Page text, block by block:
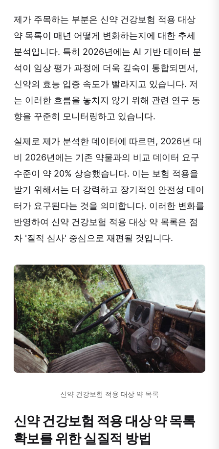
제가 주목하는 부분은 신약 건강보험 적용 대상
약 목록이 매년 어떻게 변화하는지에 대한 추세
분석입니다. 특히 2026년에는 AI 기반 데이터 분
석이 임상 평가 과정에 더욱 깊숙이 통합되면서,
신약의 효능 입증 속도가 빨라지고 있습니다. 저
는 이러한 흐름을 놓치지 않기 위해 관련 연구 동
향을 꾸준히 모니터링하고 있습니다.
실제로 제가 분석한 데이터에 따르면, 2026년 대
비 2026년에는 기존 약물과의 비교 데이터 요구
수준이 약 20% 상승했습니다. 이는 보험 적용을
받기 위해서는 더 강력하고 장기적인 안전성 데이
터가 요구된다는 것을 의미합니다. 이러한 변화를
반영하여 신약 건강보험 적용 대상 약 목록은 점
차 '질적 심사' 중심으로 재편될 것입니다.
신약 건강보험 적용 대상 약 목록
신약 건강보험 적용 대상 약 목록
확보를 위한 실질적 방법